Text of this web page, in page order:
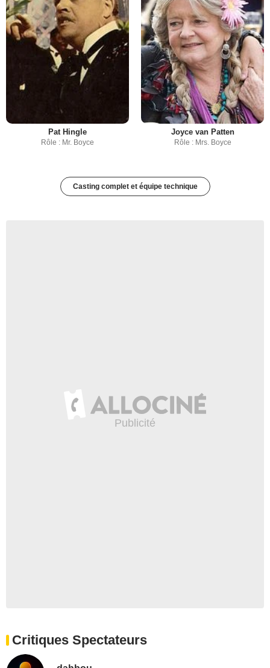
Pat Hingle
Rôle : Mr. Boyce
Joyce van Patten
Rôle : Mrs. Boyce
Casting complet et équipe technique
Critiques Spectateurs